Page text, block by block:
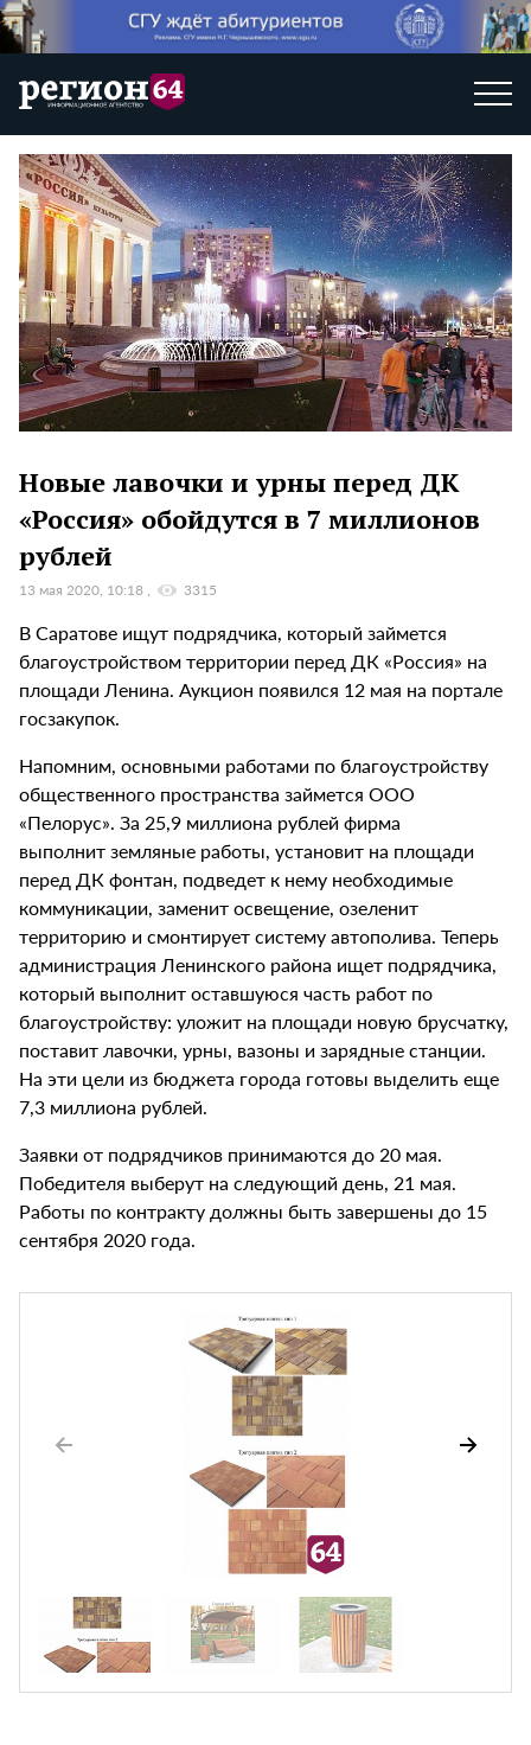
Новые лавочки и урны перед ДК
«Россия» обойдутся в 7 миллионов
рублей
13 мая 2020, 10:18 3315
В Саратове ищут подрядчика, который займется
благоустройством территории перед ДК «Россия» на
площади Ленина. Аукцион появился 12 мая на портале
госзакупок.
Напомним, основными работами по благоустройству
общественного пространства займется ООО
«Пелорус». За 25,9 миллиона рублей фирма
выполнит земляные работы, установит на площади
перед ДК фонтан, подведет к нему необходимые
коммуникации, заменит освещение, озеленит
территорию и смонтирует систему автополива. Теперь
администрация Ленинского района ищет подрядчика,
который выполнит оставшуюся часть работ по
благоустройству: уложит на площади новую брусчатку,
поставит лавочки, урны, вазоны и зарядные станции.
На эти цели из бюджета города готовы выделить еще
7,3 миллиона рублей.
Заявки от подрядчиков принимаются до 20 мая.
Победителя выберут на следующий день, 21 мая.
Работы по контракту должны быть завершены до 15
сентября 2020 года.